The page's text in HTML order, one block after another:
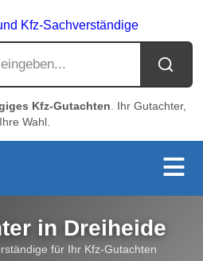
Kfz-Gutachten . Ihr Gutachter,
Ihre Wahl.
in Dreiheide
für Ihr Kfz-Gutachten